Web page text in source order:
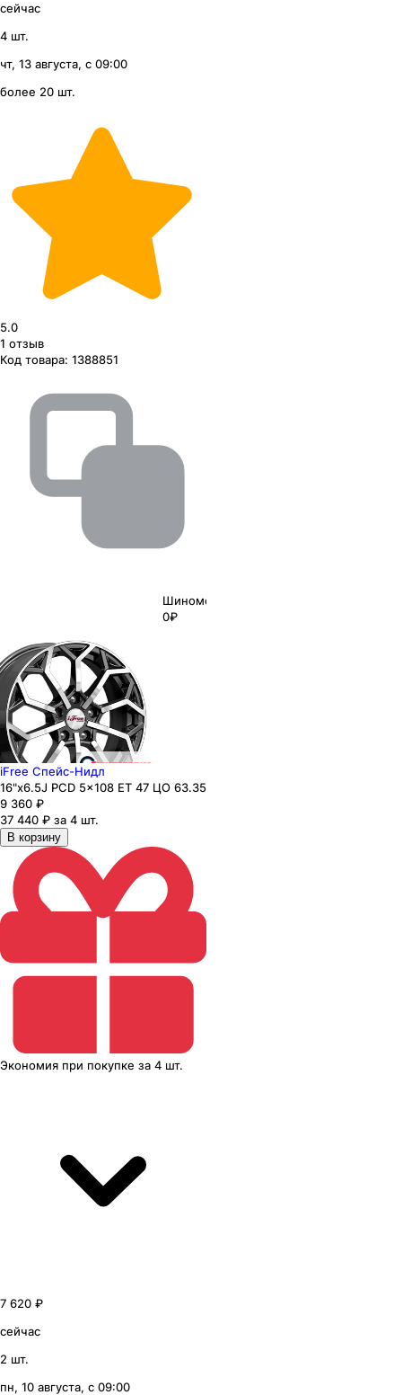
сейчас
4 шт.
чт, 13 августа, с 09:00
более 20 шт.
5.0
1 отзыв
Код товара: 1388851
Шиномонтаж
0₽
iFree Спейс-Нидл
16"x6.5J PCD 5x108 ЕТ 47 ЦО 63.35
9 360 ₽
37 440 ₽ за 4 шт.
В корзину
Экономия при покупке за 4 шт.
7 620 ₽
сейчас
2 шт.
пн, 10 августа, с 09:00